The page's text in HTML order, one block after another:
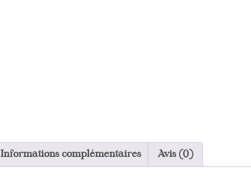
Informations complémentaires Avis (0)